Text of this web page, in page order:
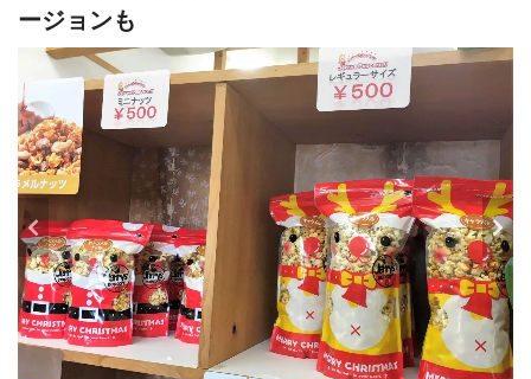
ージョンも